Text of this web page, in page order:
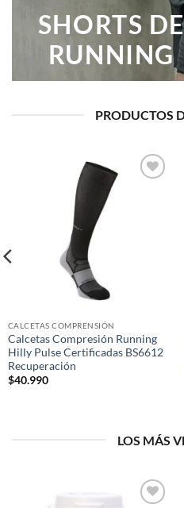
SHORTS
RUNNING
PRODUCTOS
CALCETAS COMPRENSIÓN
Calcetas Compresión Running
Hilly Pulse Certificadas BS6612
Recuperación
$40.990
LOS MÁS